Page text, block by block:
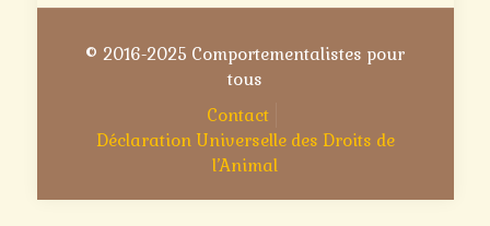
© 2016-2025 Comportementalistes pour
tous
Contact
Déclaration Universelle des Droits de
l’Animal